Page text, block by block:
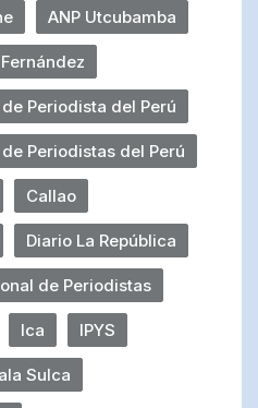
ANP Utcubamba
Periodista del Perú
Periodistas del Perú
Callao
Diario La República
de Periodistas
Ica IPYS
Sulca